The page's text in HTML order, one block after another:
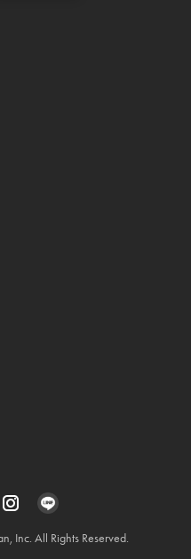
Inc. All Rights Reserved.